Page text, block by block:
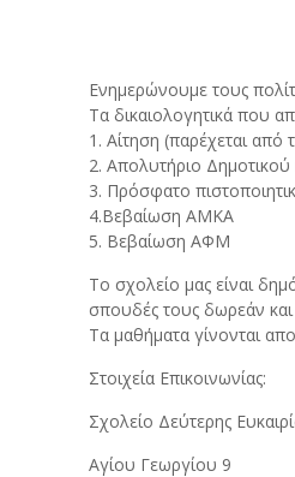
Ενημερώνουμε τους
Τα δικαιολογητικά που
1. Αίτηση (παρέχεται από
2. Απολυτήριο
3. Πρόσφατο
4.Βεβαίωση ΑΜΚΑ
5. Βεβαίωση ΑΦΜ
Το σχολείο μας είναι
σπουδές τους δωρεάν και
Τα μαθήματα γίνονται
Στοιχεία Επικοινωνίας:
Σχολείο Δεύτερης
Αγίου Γεωργίου 9